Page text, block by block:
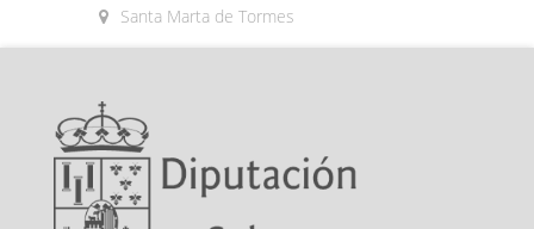
Santa Marta de Tormes